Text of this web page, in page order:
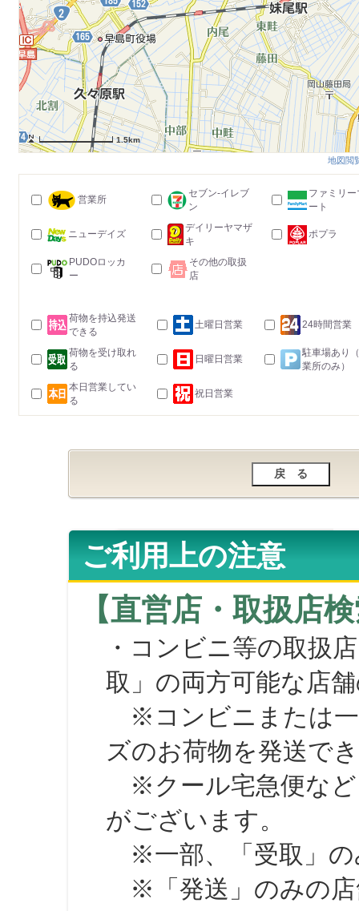
1.5km
地図閲
営業所
セブン-イレブ
ン
ファミリー
ート
ニューデイズ
デイリーヤマザ
キ
ポプラ
PUDOロッカ
ー
その他の取扱
店
荷物を持込発送
できる
土曜日営業 24時間営業
荷物を受け取れ
る
日曜日営業
駐車場あり
業所のみ）
本日営業してい
る
祝日営業
ご利用上の注意
【直営店・取扱店
・コンビニ等の取扱
取」の両方可能な店
※コンビニまたは一
ズのお荷物を発送で
※クール宅急便など
がございます。
※一部、「受取」の
※「発送」のみの店